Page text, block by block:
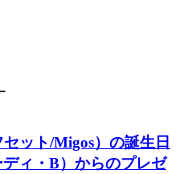
ット/Migos）の誕生日
ィ・B）からのプレゼ